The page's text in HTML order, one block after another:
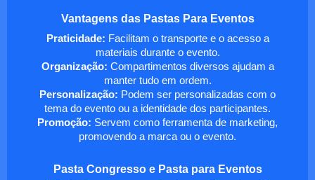
Vantagens das Pastas Para Eventos
Praticidade: Facilitam o transporte e o acesso a
materiais durante o evento.
Organização: Compartimentos diversos ajudam a
manter tudo em ordem.
Personalização: Podem ser personalizadas com o
tema do evento ou a identidade dos participantes.
Promoção: Servem como ferramenta de marketing,
promovendo a marca ou o evento.
Pasta Congresso e Pasta para Eventos